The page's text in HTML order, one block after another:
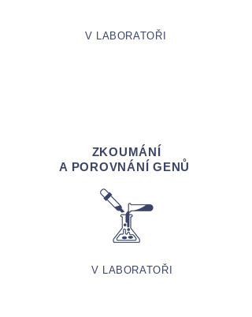
V LABORATOŘI
ZKOUMÁNÍ
A POROVNÁNÍ GENŮ
V LABORATOŘI